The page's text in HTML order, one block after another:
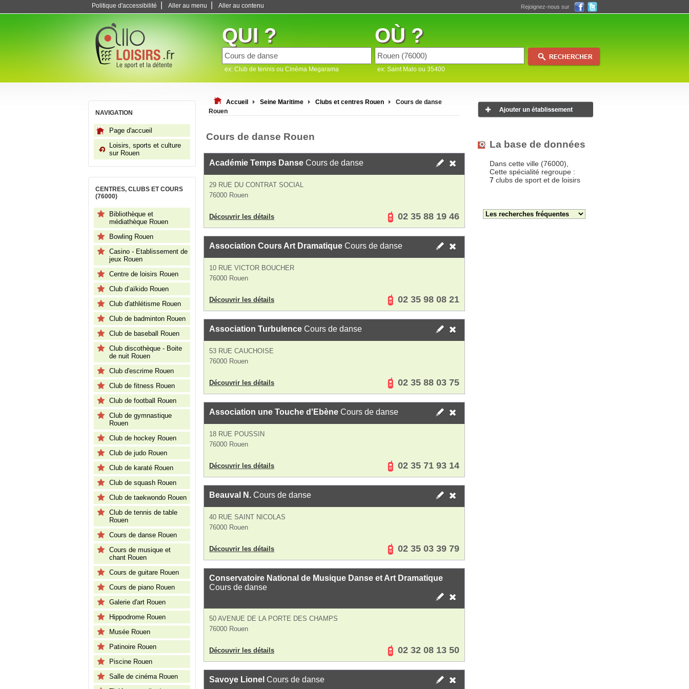
Politique d'accessibilité Aller au menu Aller au contenu Rejoignez-nous sur
QUI ?
ex: Club de tennis ou Cinéma Megarama
OÙ ?
ex: Saint Malo ou 35400
NAVIGATION
Page d'accueil
Loisirs, sports et culture
sur Rouen
CENTRES, CLUBS ET COURS
(76000)
Bibliothèque et
médiathèque Rouen
Bowling Rouen
Casino - Etablissement de
jeux Rouen
Centre de loisirs Rouen
Club d’aïkido Rouen
Club d'athlétisme Rouen
Club de badminton Rouen
Club de baseball Rouen
Club discothèque - Boite
de nuit Rouen
Club d'escrime Rouen
Club de fitness Rouen
Club de football Rouen
Club de gymnastique
Rouen
Club de hockey Rouen
Club de judo Rouen
Club de karaté Rouen
Club de squash Rouen
Club de taekwondo Rouen
Club de tennis de table
Rouen
Cours de danse Rouen
Cours de musique et
chant Rouen
Cours de guitare Rouen
Cours de piano Rouen
Galerie d'art Rouen
Hippodrome Rouen
Musée Rouen
Patinoire Rouen
Piscine Rouen
Salle de cinéma Rouen
Accueil Seine Maritime Clubs et centres Rouen
Cours de danse
Rouen
Cours de danse Rouen
Académie Temps Danse Cours de danse
29 RUE DU CONTRAT SOCIAL
76000 Rouen
Découvrir les détails 02 35 88 19 46
Association Cours Art Dramatique Cours de danse
10 RUE VICTOR BOUCHER
76000 Rouen
Découvrir les détails 02 35 98 08 21
Association Turbulence Cours de danse
53 RUE CAUCHOISE
76000 Rouen
Découvrir les détails 02 35 88 03 75
Association une Touche d'Ebène Cours de danse
18 RUE POUSSIN
76000 Rouen
Découvrir les détails 02 35 71 93 14
Beauval N. Cours de danse
40 RUE SAINT NICOLAS
76000 Rouen
Découvrir les détails 02 35 03 39 79
Conservatoire National de Musique Danse et Art Dramatique
Cours de danse
50 AVENUE DE LA PORTE DES CHAMPS
76000 Rouen
Découvrir les détails 02 32 08 13 50
Savoye Lionel Cours de danse
La base de données
Dans cette ville (76000),
Cette spécialité regroupe :
7 clubs de sport et de loisirs